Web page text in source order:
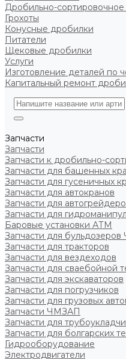
Дробильно-
Грохоты
Конусные дробилки
Питатели
Щековые дробилки
Услуги
Изготовление деталей по
Капитальный ремонт
Запчасти
Запчасти
Запчасти к дробильно-
Запчасти для башенных
Запчасти для гусеничных
Запчасти для автокранов
Запчасти для
Запчасти для
Баровые установки АТМ
Запчасти для бульдозеров
Запчасти для тракторов
Запчасти для вездеходов
Запчасти для сваебойной
Запчасти для экскаваторов
Запчасти для погрузчиков
Запчасти для грузовых
Запчасти ЧМЗАП
Запчасти для
Запчасти для болгарских
Гидрооборудование
Электродвигатели